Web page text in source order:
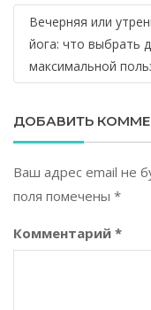
по
записям
Вечерняя или
йога: что выбрать
максимальной
ДОБАВИТЬ
Ваш адрес email не
поля помечены *
Комментарий *